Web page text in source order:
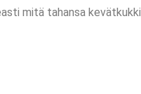
mitä tahansa